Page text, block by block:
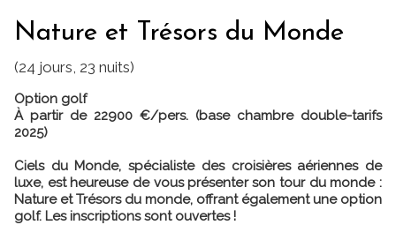
Nature et Trésors du Monde
(24 jours, 23 nuits)
Option golf
À partir de 22900 €/pers. (base chambre double-tarifs
2025)
Ciels du Monde, spécialiste des croisières aériennes de
luxe, est heureuse de vous présenter son tour du monde :
Nature et Trésors du monde, offrant également une option
golf. Les inscriptions sont ouvertes !